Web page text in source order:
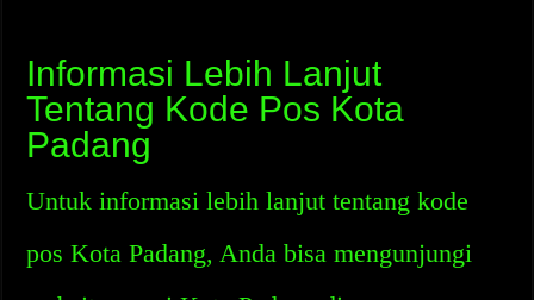
Informasi Lebih Lanjut
Tentang Kode Pos Kota
Padang
Untuk informasi lebih lanjut tentang kode
pos Kota Padang, Anda bisa mengunjungi